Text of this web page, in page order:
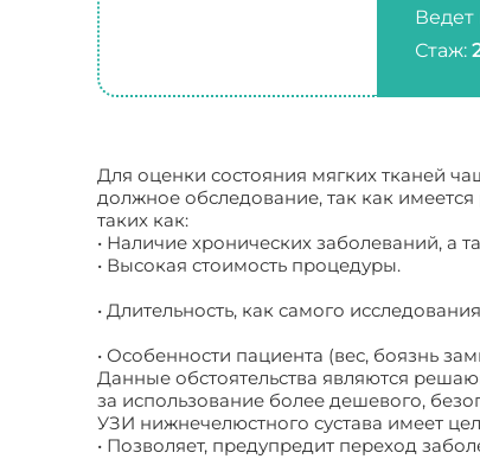
Стаж:
Для оценки состояния мягких тканей
должное обследование, так как
таких как:
• Наличие хронических заболеваний, а
• Высокая стоимость процедуры.
• Длительность, как самого
• Особенности пациента (вес, боязнь
Данные обстоятельства являются
за использование более дешевого,
УЗИ нижнечелюстного сустава имеет
• Позволяет, предупредит переход